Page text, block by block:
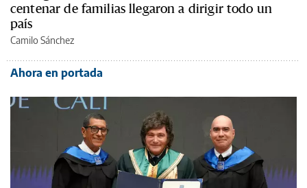
centenar de familias llegaron a dirigir todo un
país
Camilo Sánchez
Ahora en portada